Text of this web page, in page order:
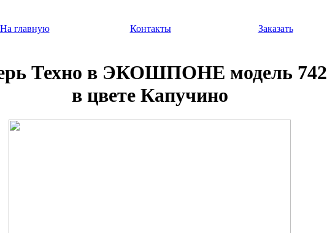
На главную Контакты Заказать
Техно в ЭКОШПОНЕ модель 742
в цвете Капучино